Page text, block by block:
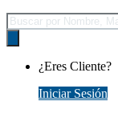
Búsqueda
de
productos
¿Eres Cliente?
Iniciar Sesión